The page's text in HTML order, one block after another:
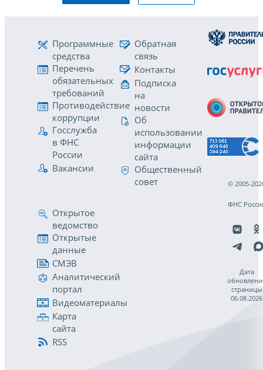
Программные
средства
Перечень
обязательных
требований
Противодействие
коррупции
Госслужба
в ФНС
России
Вакансии
Обратная
связь
Контакты
Подписка
на
новости
Об
использовании
информации
сайта
Общественный
совет
Открытое
ведомство
Открытые
данные
СМЭВ
Аналитический
портал
Видеоматериалы
Карта
сайта
RSS
© 2005-
ФНС
Дата
страницы
06.08.2026